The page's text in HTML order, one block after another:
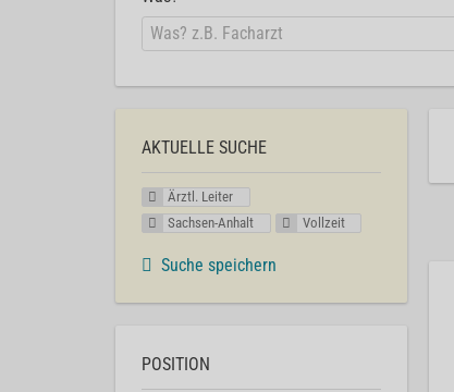
AKTUELLE SUCHE
Ärztl. Leiter
Sachsen-Anhalt
Vollzeit
Suche speichern
POSITION